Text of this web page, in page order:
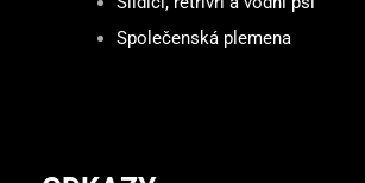
Společenská plemena